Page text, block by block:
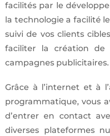
facilités par le
la technologie a facilité
suivi de vos clients
faciliter la création de
campagnes publicitaires.
Grâce à l’internet et à
programmatique, vous
d’entrer en contact
diverses plateformes